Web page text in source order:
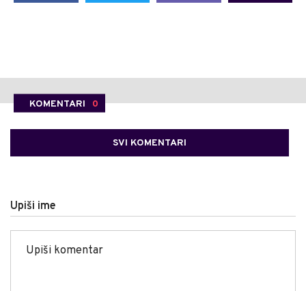
KOMENTARI 0
SVI KOMENTARI
Upiši ime